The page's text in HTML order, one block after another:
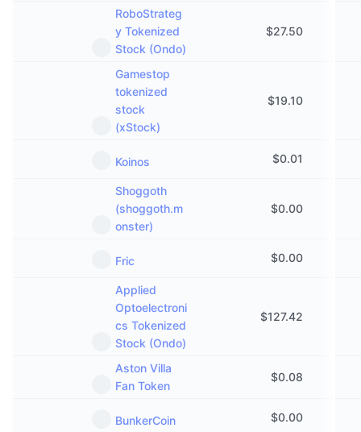
RoboStrateg
y Tokenized
Stock (Ondo)
$27.50
Gamestop
tokenized
stock
(xStock)
$19.10
Koinos $0.01
Shoggoth
(shoggoth.m
onster)
$0.00
Fric $0.00
Applied
Optoelectroni
cs Tokenized
Stock (Ondo)
$127.42
Aston Villa
Fan Token
$0.08
BunkerCoin $0.00